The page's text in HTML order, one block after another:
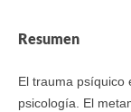
Resumen
El trauma psíquico
psicología. El